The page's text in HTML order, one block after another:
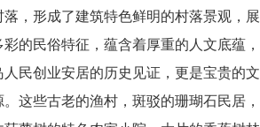
落，形成了建筑特色鲜明的村落景观，
彩的民俗特征，蕴含着厚重的人文底蕴
人民创业安居的历史见证，更是宝贵的
。这些古老的渔村，斑驳的珊瑚石民居